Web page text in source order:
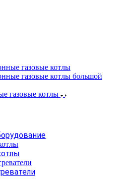
газовые котлы
газовые котлы большой
газовые котлы